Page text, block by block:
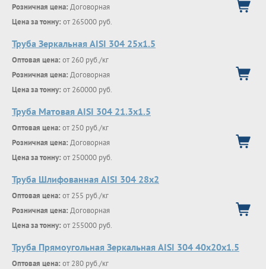
Розничная цена: Договорная
Цена за тонну: от 265000 руб.
Труба Зеркальная AISI 304 25х1.5
Оптовая цена: от 260 руб./кг
Розничная цена: Договорная
Цена за тонну: от 260000 руб.
Труба Матовая AISI 304 21.3х1.5
Оптовая цена: от 250 руб./кг
Розничная цена: Договорная
Цена за тонну: от 250000 руб.
Труба Шлифованная AISI 304 28х2
Оптовая цена: от 255 руб./кг
Розничная цена: Договорная
Цена за тонну: от 255000 руб.
Труба Прямоугольная Зеркальная AISI 304 40х20х1.5
Оптовая цена: от 280 руб./кг